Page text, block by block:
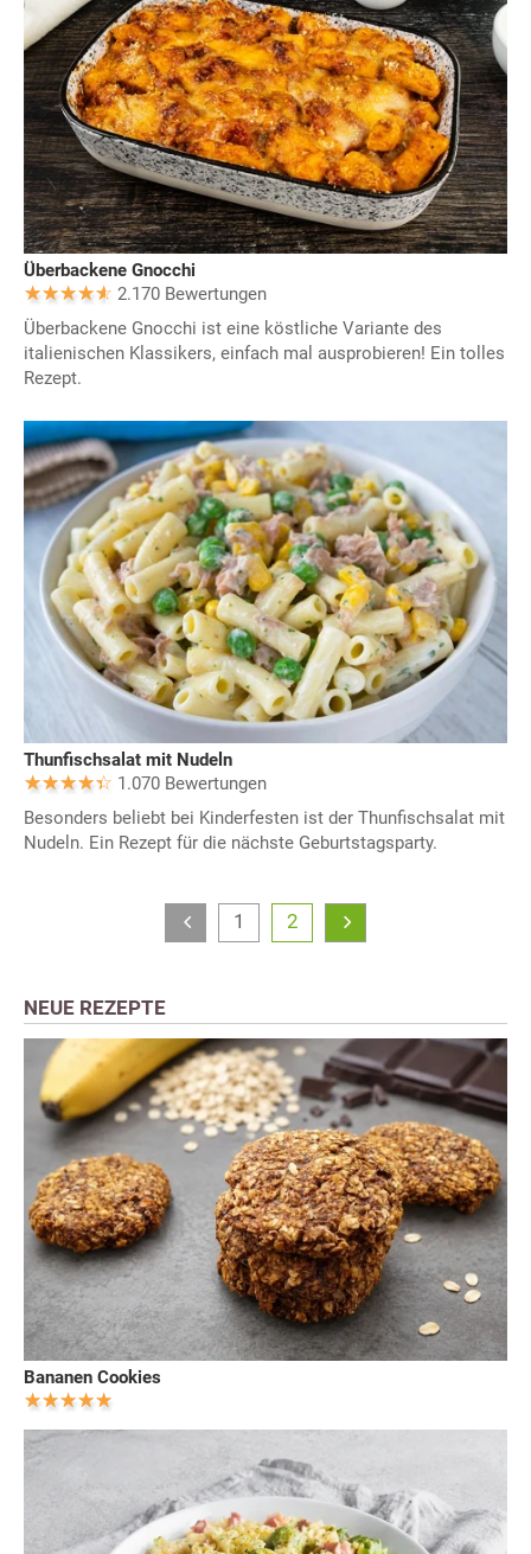
Überbackene Gnocchi
2.170 Bewertungen
Überbackene Gnocchi ist eine köstliche Variante des
italienischen Klassikers, einfach mal ausprobieren! Ein tolles
Rezept.
Thunfischsalat mit Nudeln
1.070 Bewertungen
Besonders beliebt bei Kinderfesten ist der Thunfischsalat mit
Nudeln. Ein Rezept für die nächste Geburtstagsparty.
1 2
NEUE REZEPTE
Bananen Cookies